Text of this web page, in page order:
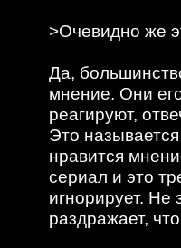
>Очевидно же
Да,
мнение. Они
реагируют,
Это
нравится
сериал и это
игнорирует.
раздражает,